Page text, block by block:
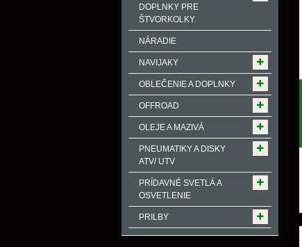
DOPLNKY PRE
ŠTVORKOLKY
NÁRADIE
NAVIJAKY
OBLEČENIE A DOPLNKY
OFFROAD
OLEJE A MAZIVÁ
PNEUMATIKY A DISKY
ATV/ UTV
PRÍDAVNÉ SVETLÁ A
OSVETLENIE
PRILBY